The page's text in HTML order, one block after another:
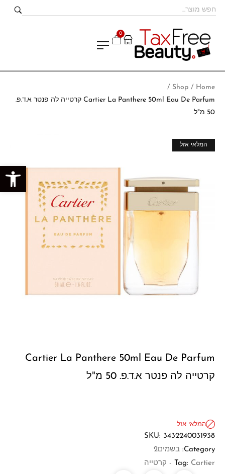
פתח סרגל נגישות
0
Home
/
Shop
/
Cartier La Panthere 50ml Eau De Parfum קרטייה לה פנטר א.ד.פ.
50 מ"ל
מבצע!
המלאי אזל
Cartier La Panthere 50ml Eau De Parfum
קרטייה לה פנטר א.ד.פ. 50 מ"ל
המלאי אזל
SKU: 3432240031938
Category: בשמים2
Tag: Cartier - קרטייה